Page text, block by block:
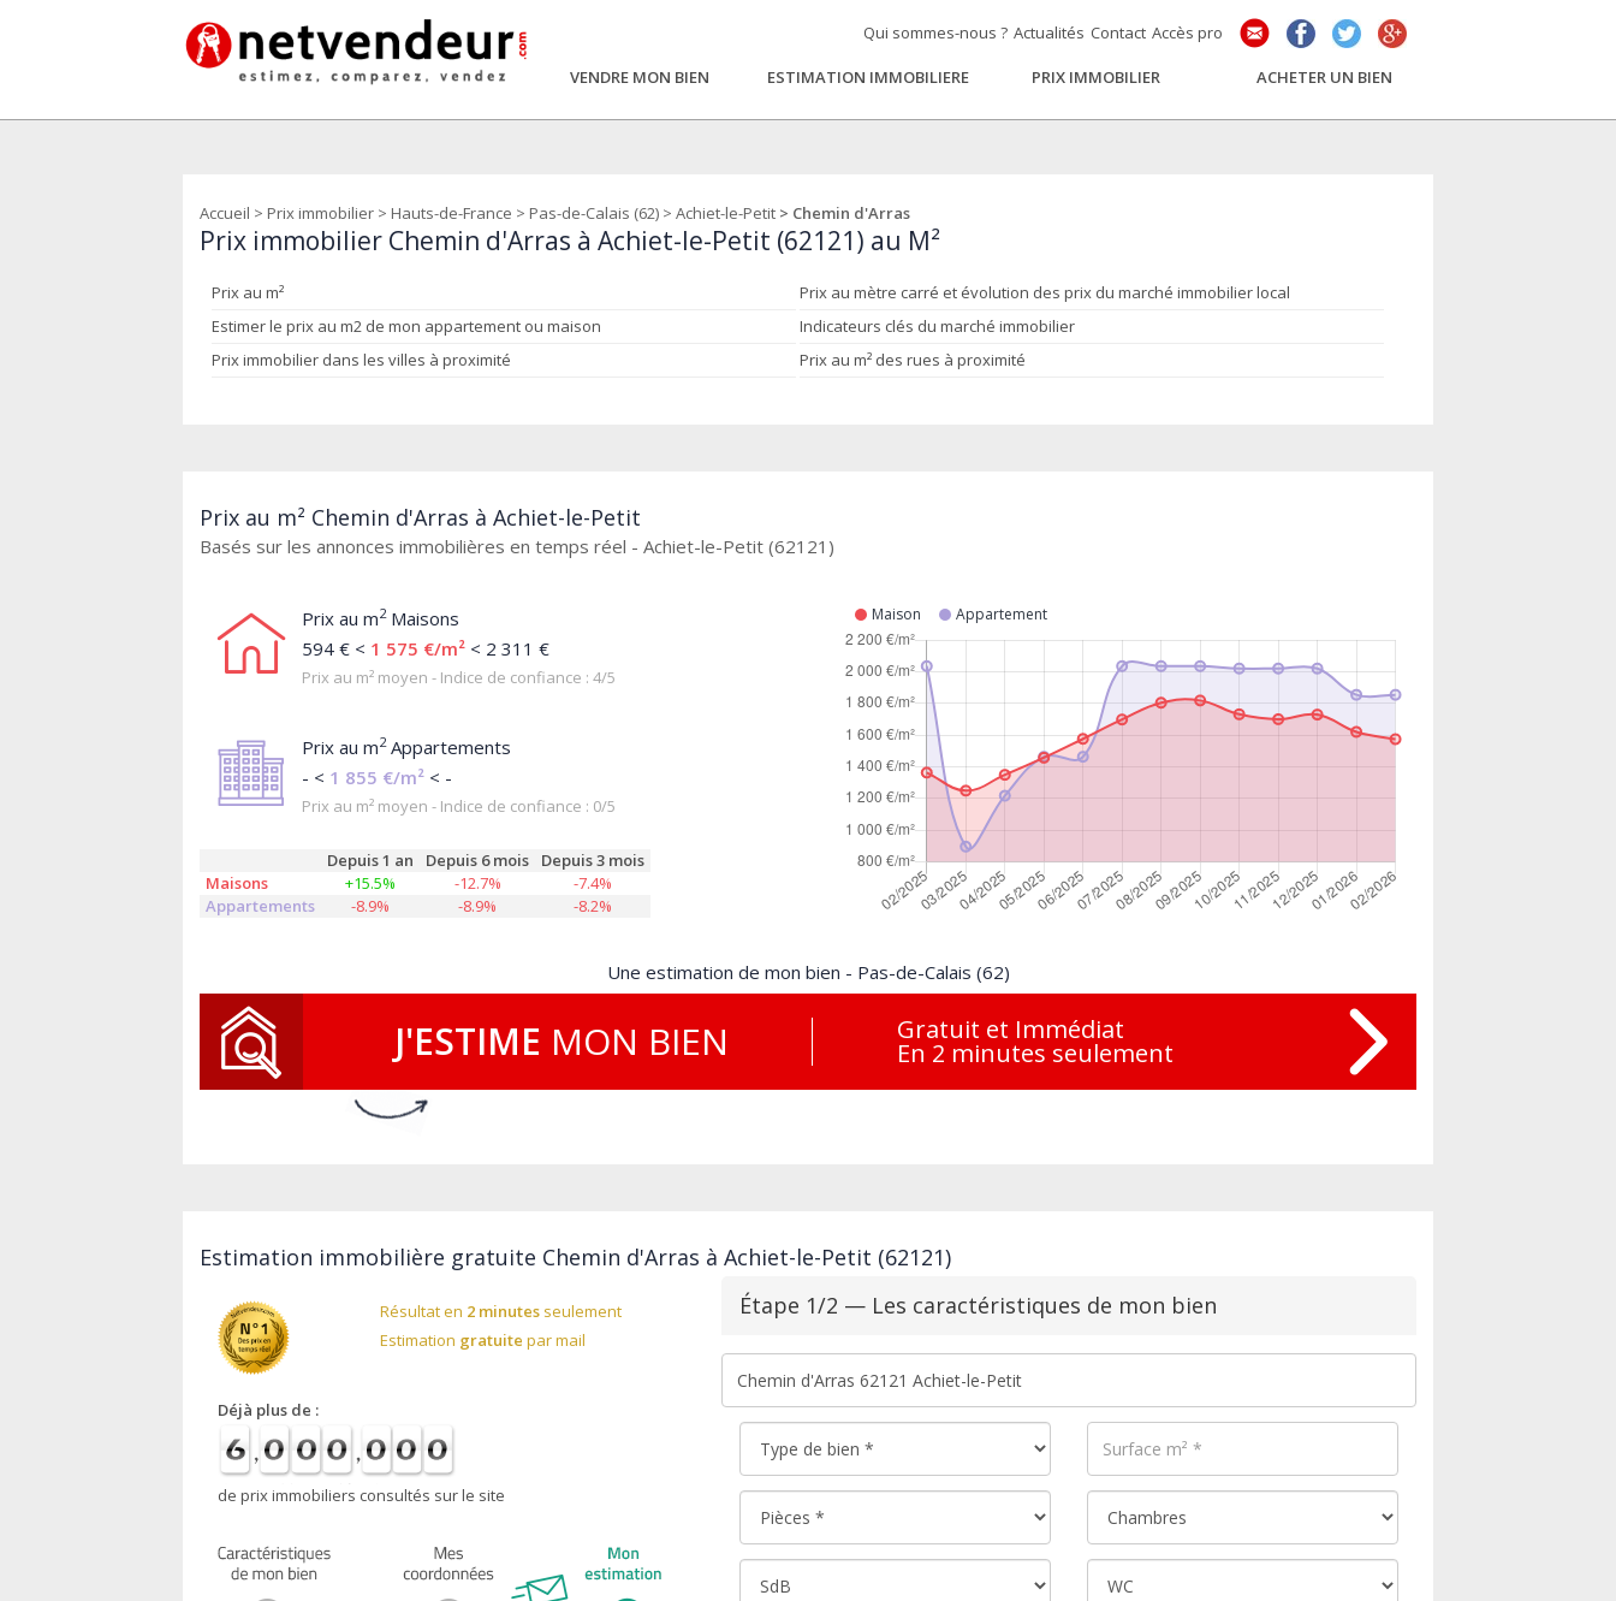
Qui sommes-nous ? Actualités Contact Accès pro
VENDRE MON BIEN ESTIMATION IMMOBILIERE PRIX IMMOBILIER ACHETER UN BIEN
Accueil > Prix immobilier > Hauts-de-France > Pas-de-Calais (62) > Achiet-le-Petit > Chemin d'Arras
Prix immobilier Chemin d'Arras à Achiet-le-Petit (62121) au M²
Prix au m²
Prix au mètre carré et évolution des prix du marché immobilier local
Estimer le prix au m2 de mon appartement ou maison
Indicateurs clés du marché immobilier
Prix immobilier dans les villes à proximité
Prix au m² des rues à proximité
Prix au m² Chemin d'Arras à Achiet-le-Petit
Basés sur les annonces immobilières en temps réel - Achiet-le-Petit (62121)
Prix au m2Maisons
594 € < 1 575 €/m² < 2 311 €
Prix au m² moyen - Indice de confiance : 4/5
Prix au m2Appartements
- < 1 855 €/m² < -
Prix au m² moyen - Indice de confiance : 0/5
Depuis 1 an Depuis 6 mois
Depuis 3 mois
Maisons
+15.5% -12.7%
-7.4%
Appartements
-8.9% -8.9% -8.2%
Maison Appartement
Une estimation de mon bien - Pas-de-Calais (62)
J'ESTIME MON BIEN Gratuit et Immédiat
En 2 minutes seulement
Estimation immobilière gratuite Chemin d'Arras à Achiet-le-Petit (62121)
Résultat en 2 minutesseulement
Estimation gratuite par mail
Déjà plus de :
de prix immobiliers consultés sur le site
Étape 1/2 — Les caractéristiques de mon bien